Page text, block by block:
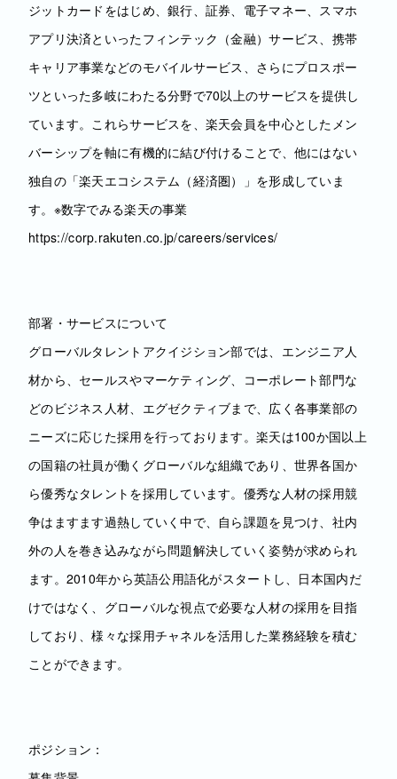
ジットカードをはじめ、銀行、証券、電子マネー、スマホ
アプリ決済といったフィンテック（金融）サービス、携帯
キャリア事業などのモバイルサービス、さらにプロスポー
ツといった多岐にわたる分野で70以上のサービスを提供し
ています。これらサービスを、楽天会員を中心としたメン
バーシップを軸に有機的に結び付けることで、他にはない
独自の「楽天エコシステム（経済圏）」を形成していま
す。※数字でみる楽天の事業
https://corp.rakuten.co.jp/careers/services/
部署・サービスについて
グローバルタレントアクイジション部では、エンジニア人
材から、セールスやマーケティング、コーポレート部門な
どのビジネス人材、エグゼクティブまで、広く各事業部の
ニーズに応じた採用を行っております。楽天は100か国以上
の国籍の社員が働くグローバルな組織であり、世界各国か
ら優秀なタレントを採用しています。優秀な人材の採用競
争はますます過熱していく中で、自ら課題を見つけ、社内
外の人を巻き込みながら問題解決していく姿勢が求められ
ます。2010年から英語公用語化がスタートし、日本国内だ
けではなく、グローバルな視点で必要な人材の採用を目指
しており、様々な採用チャネルを活用した業務経験を積む
ことができます。
ポジション：